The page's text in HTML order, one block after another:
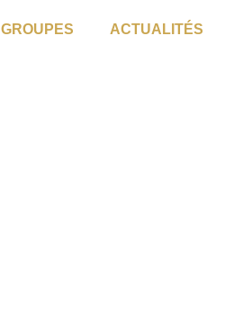
GROUPES ACTUALITÉS